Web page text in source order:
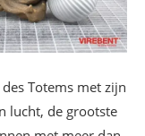
Totems met zijn
lucht, de grootste